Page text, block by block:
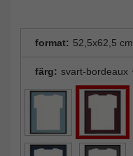
format: 52,5x62,5 cm
färg: svart-bordeaux